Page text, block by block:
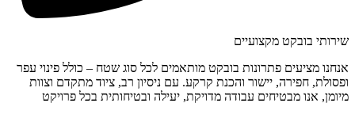
שירותי בובקט מקצועיים
אנחנו מציעים פתרונות בובקט מותאמים לכל סוג שטח – כולל פינוי עפר
ופסולת, חפירה, יישור והכנת קרקע. עם ניסיון רב, ציוד מתקדם וצוות
מיומן, אנו מבטיחים עבודה מדויקת, יעילה ובטיחותית בכל פרויקט